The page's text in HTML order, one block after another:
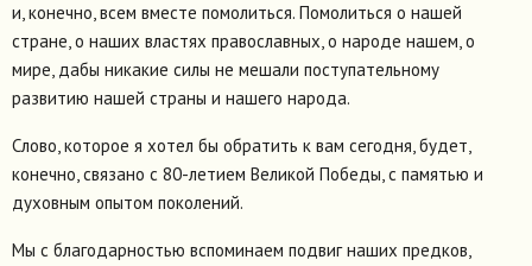
и, конечно, всем вместе помолиться. Помолиться о нашей
стране, о наших властях православных, о народе нашем, о
мире, дабы никакие силы не мешали поступательному
развитию нашей страны и нашего народа.
Слово, которое я хотел бы обратить к вам сегодня, будет,
конечно, связано с 80-летием Великой Победы, с памятью и
духовным опытом поколений.
Мы с благодарностью вспоминаем подвиг наших предков,